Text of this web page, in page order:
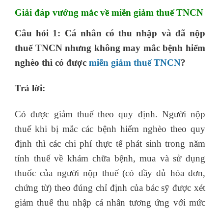
Giải đáp vướng mắc về miễn giảm thuế TNCN
Câu hỏi 1: Cá nhân có thu nhập và đã nộp
thuế TNCN nhưng không may mắc bệnh hiểm
nghèo thì có được miễn giảm thuế TNCN?
Trả lời:
Có được giảm thuế theo quy định. Người nộp
thuế khi bị mắc các bệnh hiểm nghèo theo quy
định thì các chi phí thực tế phát sinh trong năm
tính thuế về khám chữa bệnh, mua và sử dụng
thuốc của người nộp thuế (có đầy đủ hóa đơn,
chứng từ) theo đúng chỉ định của bác sỹ được xét
giảm thuế thu nhập cá nhân tương ứng với mức